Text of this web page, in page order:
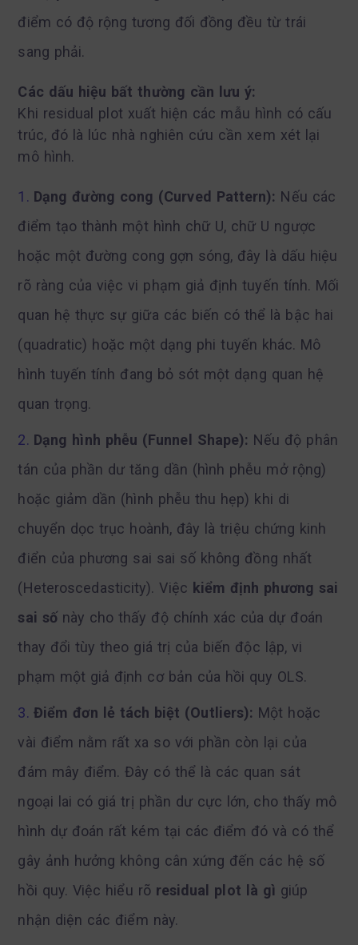
điểm có độ rộng tương đối đồng đều từ trái
sang phải.
Các dấu hiệu bất thường cần lưu ý:
Khi residual plot xuất hiện các mẫu hình có cấu
trúc, đó là lúc nhà nghiên cứu cần xem xét lại
mô hình.
Dạng đường cong (Curved Pattern): Nếu các
điểm tạo thành một hình chữ U, chữ U ngược
hoặc một đường cong gợn sóng, đây là dấu hiệu
rõ ràng của việc vi phạm giả định tuyến tính. Mối
quan hệ thực sự giữa các biến có thể là bậc hai
(quadratic) hoặc một dạng phi tuyến khác. Mô
hình tuyến tính đang bỏ sót một dạng quan hệ
quan trọng.
Dạng hình phễu (Funnel Shape): Nếu độ phân
tán của phần dư tăng dần (hình phễu mở rộng)
hoặc giảm dần (hình phễu thu hẹp) khi di
chuyển dọc trục hoành, đây là triệu chứng kinh
điển của phương sai sai số không đồng nhất
(Heteroscedasticity). Việc kiểm định phương sai
sai sốnày cho thấy độ chính xác của dự đoán
thay đổi tùy theo giá trị của biến độc lập, vi
phạm một giả định cơ bản của hồi quy OLS.
Điểm đơn lẻ tách biệt (Outliers): Một hoặc
vài điểm nằm rất xa so với phần còn lại của
đám mây điểm. Đây có thể là các quan sát
ngoại lai có giá trị phần dư cực lớn, cho thấy mô
hình dự đoán rất kém tại các điểm đó và có thể
gây ảnh hưởng không cân xứng đến các hệ số
hồi quy. Việc hiểu rõ residual plot là gì giúp
nhận diện các điểm này.